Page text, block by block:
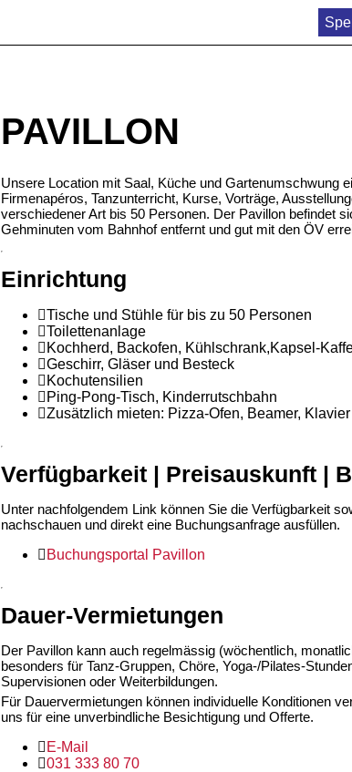
PAVILLON
Unsere Location mit Saal, Küche und Gartenumschwung
Firmenapéros, Tanzunterricht, Kurse, Vorträge,
verschiedener Art bis 50 Personen. Der Pavillon befindet
Gehminuten vom Bahnhof entfernt und gut mit den ÖV
Einrichtung
Tische und Stühle für bis zu 50 Personen
Toilettenanlage
Kochherd, Backofen, Kühlschrank,Kapsel-
Geschirr, Gläser und Besteck
Kochutensilien
Ping-Pong-Tisch, Kinderrutschbahn
Zusätzlich mieten: Pizza-Ofen, Beamer,
Verfügbarkeit | Preisauskunft |
Unter nachfolgendem Link können Sie die Verfügbarkeit
nachschauen und direkt eine Buchungsanfrage ausfüllen.
Buchungsportal Pavillon
Dauer-Vermietungen
Der Pavillon kann auch regelmässig (wöchentlich,
besonders für Tanz-Gruppen, Chöre, Yoga-/Pilates-
Supervisionen oder Weiterbildungen.
Für Dauervermietungen können individuelle Konditionen
uns für eine unverbindliche Besichtigung und Offerte.
E-Mail
031 333 80 70